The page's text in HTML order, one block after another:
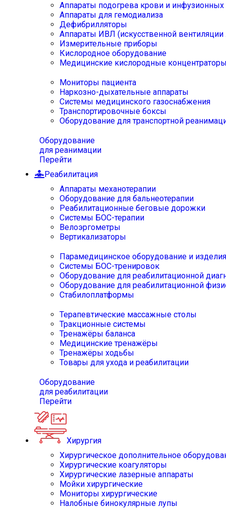
Аппараты подогрева крови и инфузионных
Аппараты для гемодиализа
Дефибрилляторы
Аппараты ИВЛ (искусственной вентиляции
Измерительные приборы
Кислородное оборудование
Медицинские кислородные
Мониторы пациента
Наркозно-дыхательные аппараты
Системы медицинского газоснабжения
Транспортировочные боксы
Оборудование для транспортной
Оборудование
для реанимации
Перейти
Реабилитация
Аппараты механотерапии
Оборудование для бальнеотерапии
Реабилитационные беговые дорожки
Системы БОС-терапии
Велоэргометры
Вертикализаторы
Парамедицинское оборудование и изделия
Системы БОС-тренировок
Оборудование для реабилитационной
Оборудование для реабилитационной
Стабилоплатформы
Терапевтические массажные столы
Тракционные системы
Тренажёры баланса
Медицинские тренажёры
Тренажёры ходьбы
Товары для ухода и реабилитации
Оборудование
для реабилитации
Перейти
Хирургия
Хирургическое дополнительное
Хирургические коагуляторы
Хирургические лазерные аппараты
Мойки хирургические
Мониторы хирургические
Налобные бинокулярные лупы